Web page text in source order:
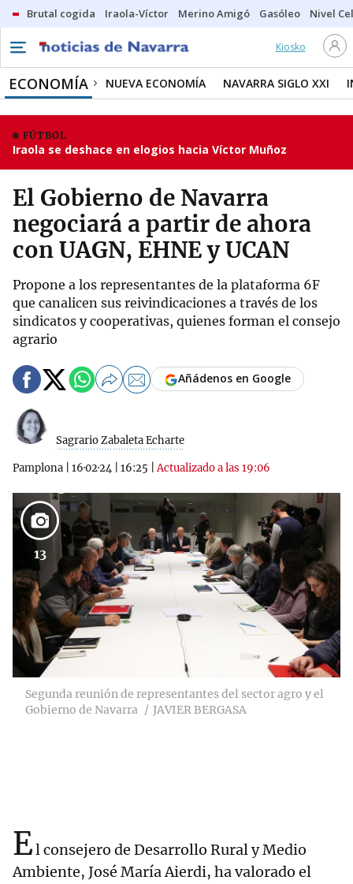
Brutal cogida Iraola-Víctor Merino Amigó Gasóleo Nivel
Kiosko
ECONOMÍA NUEVA ECONOMÍA NAVARRA SIGLO XXI
FÚTBOL
Iraola se deshace en elogios hacia Víctor Muñoz
El Gobierno de Navarra
negociará a partir de ahora
con UAGN, EHNE y UCAN
Propone a los representantes de la plataforma 6F
que canalicen sus reivindicaciones a través de los
sindicatos y cooperativas, quienes forman el consejo
agrario
Sagrario Zabaleta Echarte
Pamplona 16·02·24 16:25 |Actualizado a las 19:06
Añádenos en Google
13
Segunda reunión de representantes del sector agro y el
Gobierno de Navarra
JAVIER BERGASA
El consejero de Desarrollo Rural y Medio
Ambiente, José María Aierdi, ha valorado el